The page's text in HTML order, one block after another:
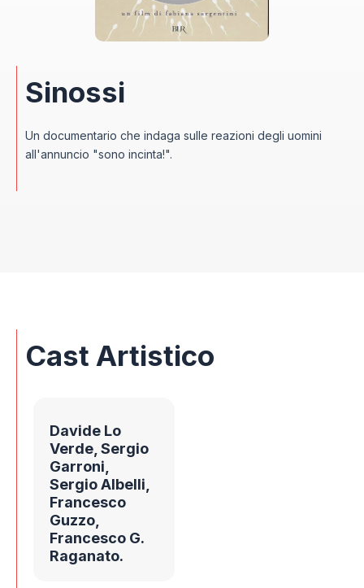
Sinossi
Un documentario che indaga sulle reazioni degli uomini
all'annuncio "sono incinta!".
Cast Artistico
Davide Lo
Verde, Sergio
Garroni,
Sergio Albelli,
Francesco
Guzzo,
Francesco G.
Raganato.